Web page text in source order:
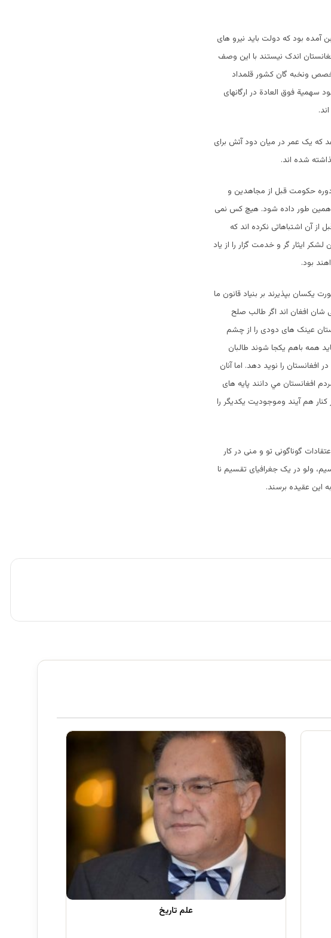
بن آمده بود که دولت باید نیرو های
اندک نیستند با این وصف
ونخبه گان کشور قلمداد
فوق العادة در ارگانهای
که یک عمر در میان دود آتش برای
شده اند.
حكومت قبل از مجاهدين و
همین طور داده شود. هیچ کس نمی
آن اشتباهاتی نکرده اند که
ایثار گر و خدمت گزار را از یاد
بود.
یکسان بپذیرند بر بنیاد قانون ما
شان افغان اند اگر طالب صلح
عینک های دودی را از چشم
همه باهم یکجا شوند طالبان
افغانستان را نوید دهد. اما آنان
افغانستان مي دانند پایه های
هم آیند وموجودیت یکدیگر را
گوناگونی تو و منی در کار
ولو در یک جغرافیای تقسیم نا
اين عقيده برسند.